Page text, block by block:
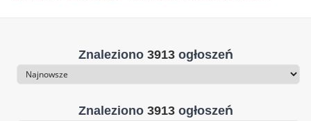
Znaleziono 3913ogłoszeń
Sortowanie
Znaleziono 3913ogłoszeń